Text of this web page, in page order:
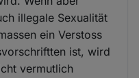
illegale Sexualität
ein Verstoss
ist, wird
vermutlich